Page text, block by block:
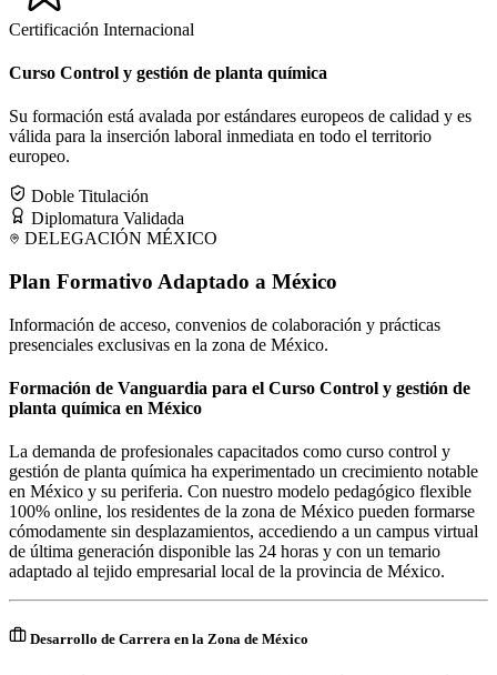
Certificación Internacional
Curso Control y gestión de planta química
Su formación está avalada por estándares europeos de calidad y es
válida para la inserción laboral inmediata en todo el territorio
europeo.
Doble Titulación
Diplomatura Validada
DELEGACIÓN MÉXICO
Plan Formativo Adaptado a México
Información de acceso, convenios de colaboración y prácticas
presenciales exclusivas en la zona de México.
Formación de Vanguardia para el Curso Control y gestión de
planta química en México
La demanda de profesionales capacitados como curso control y
gestión de planta química ha experimentado un crecimiento notable
en México y su periferia. Con nuestro modelo pedagógico flexible
100% online, los residentes de la zona de México pueden formarse
cómodamente sin desplazamientos, accediendo a un campus virtual
de última generación disponible las 24 horas y con un temario
adaptado al tejido empresarial local de la provincia de México.
Desarrollo de Carrera en la Zona de México